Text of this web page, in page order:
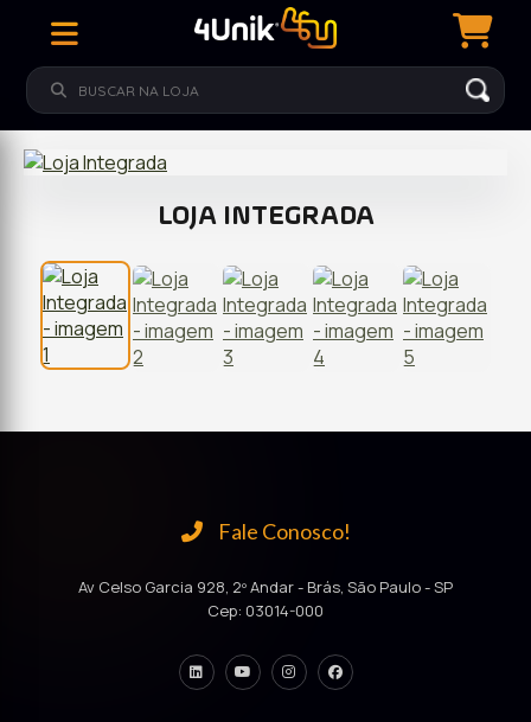
LOJA INTEGRADA
Fale Conosco!
Av Celso Garcia 928, 2º Andar - Brás, São Paulo - SP
Cep: 03014-000